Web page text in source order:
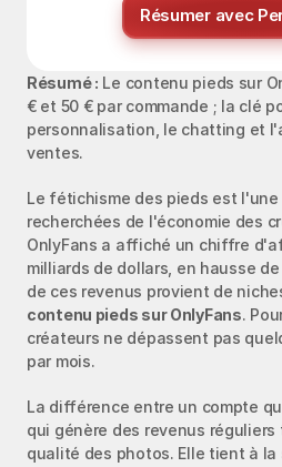
Résumer avec
Résumé : Le contenu pieds sur
€ et 50 € par commande ; la clé
personnalisation, le chatting et
ventes.
Le fétichisme des pieds est
recherchées de l'économie des
OnlyFans a affiché un chiffre
milliards de dollars, en hausse
contenu pieds sur OnlyFans.
créateurs ne dépassent pas
par mois.
La différence entre un compte
qui génère des revenus
qualité des photos. Elle tient à